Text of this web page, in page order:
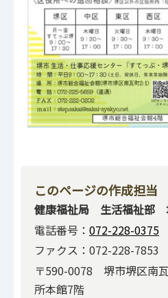
このページの作成担当
健康福祉局 生活福祉部
電話番号： 072-228-0375
ファクス：072-228-7853
〒590-0078 堺市堺区南
所本館7階